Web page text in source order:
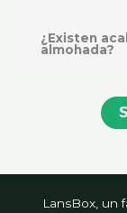
¿Existen
almohada?
LansBox, un